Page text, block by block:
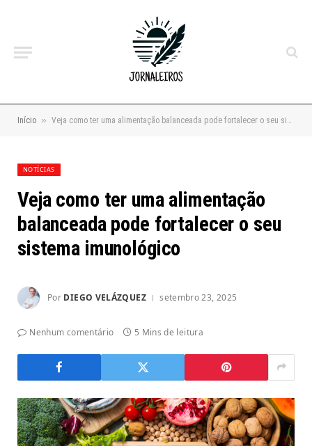
Início » Veja como ter uma alimentação balanceada pode fortalecer o seu sistema imunológico
NOTÍCIAS
Veja como ter uma alimentação
balanceada pode fortalecer o seu
sistema imunológico
Por DIEGO VELÁZQUEZ setembro 23, 2025
Nenhum comentário 5 Mins de leitura